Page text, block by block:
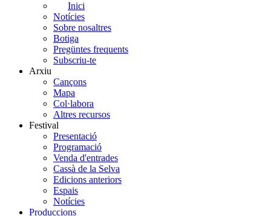
Inici
Notícies
Sobre nosaltres
Botiga
Pregüntes frequents
Subscriu-te
Arxiu
Cançons
Mapa
Col·labora
Altres recursos
Festival
Presentació
Programació
Venda d'entrades
Cassà de la Selva
Edicions anteriors
Espais
Notícies
Produccions